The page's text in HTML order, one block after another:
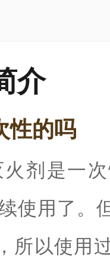
介
性的吗
火剂是一
使用了。
，所以使用